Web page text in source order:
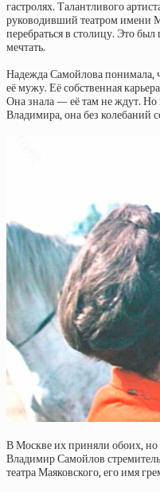
гастролях. Талантливого
руководивший театром имени
перебраться в столицу. Это
мечтать.
Надежда Самойлова понимала,
её мужу. Её собственная
Она знала — её там не ждут. Но
Владимира, она без колебаний
В Москве их приняли обоих, но
Владимир Самойлов
театра Маяковского, его имя